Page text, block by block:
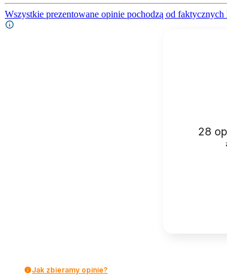
Wszystkie prezentowane opinie pochodzą od
28
Jak zbieramy opinie?